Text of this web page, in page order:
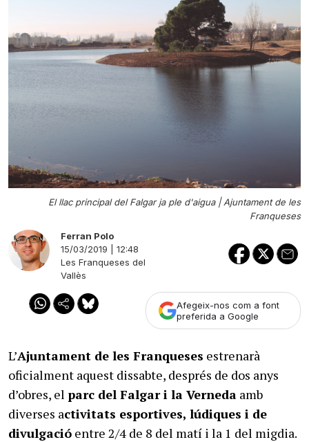
El llac principal del Falgar ja ple d'aigua |Ajuntament de les
Franqueses
Ferran Polo
15/03/2019 | 12:48
Les Franqueses del
Vallès
Afegeix-nos com a font
preferida a Google
L’Ajuntament de les Franqueses estrenarà
oficialment aquest dissabte, després de dos anys
d’obres, el parc del Falgar i la Verneda amb
diverses activitats esportives, lúdiques i de
divulgació entre 2/4 de 8 del matí i la 1 del migdia.